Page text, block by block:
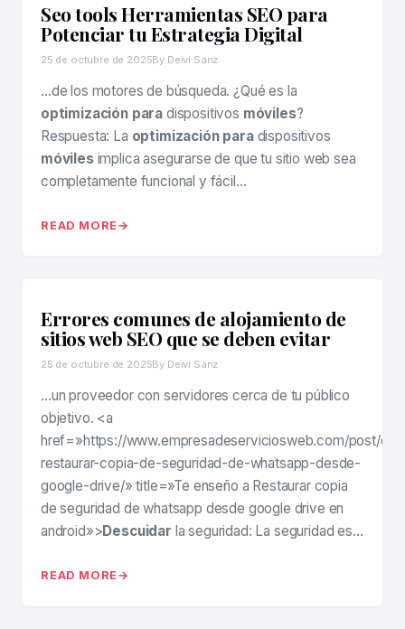
Seo tools Herramientas SEO para
Potenciar tu Estrategia Digital
25 de octubre de 2025By Deivi Sanz
…de los motores de búsqueda. ¿Qué es la
optimización para dispositivos móviles?
Respuesta: La optimización paradispositivos
móvilesimplica asegurarse de que tu sitio web sea
completamente funcional y fácil…
READ MORE
Errores comunes de alojamiento de
sitios web SEO que se deben evitar
25 de octubre de 2025By Deivi Sanz
…un proveedor con servidores cerca de tu público
objetivo. <a
href=»https://www.empresadeserviciosweb.com/post/
restaurar-copia-de-seguridad-de-whatsapp-desde-
google-drive/» title=»Te enseño a Restaurar copia
de seguridad de whatsapp desde google drive en
android»>Descuidar la seguridad: La seguridad es…
READ MORE